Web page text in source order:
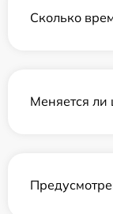
Сколько
Меняется ли